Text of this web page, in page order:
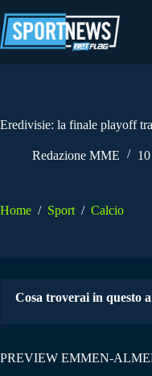
al
contenuto
Eredivisie: la finale playoff
Redazione MME
Home / Sport / Calcio
Cosa troverai in questo
PREVIEW EMMEN-